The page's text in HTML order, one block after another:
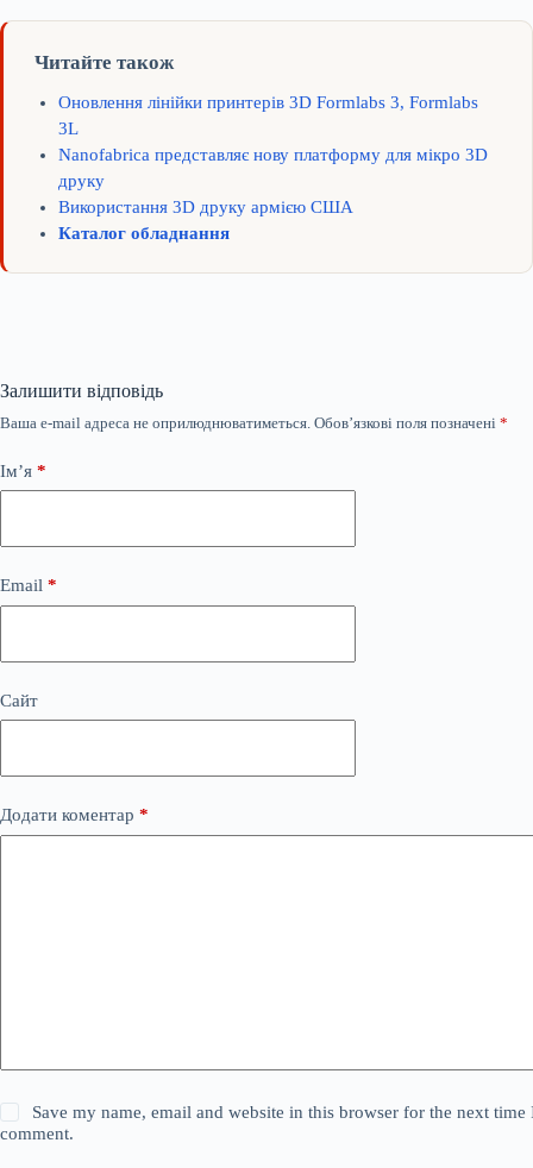
Читайте також
Оновлення лінійки принтерів 3D Formlabs 3, Formlabs
3L
Nanofabrica представляє нову платформу для мікро 3D
друку
Використання 3D друку армією США
Каталог обладнання
Залишити відповідь
Ваша e-mail адреса не оприлюднюватиметься. Обов’язкові поля позначені *
Ім’я *
Email *
Сайт
Додати коментар *
Save my name, email and website in this browser for the next time
comment.